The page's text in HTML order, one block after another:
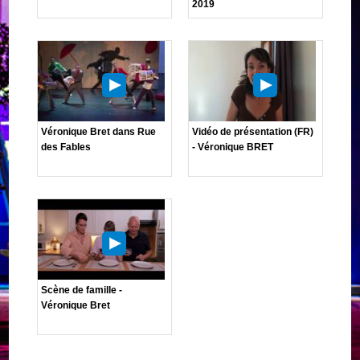
2019
Véronique Bret dans Rue
des Fables
Vidéo de présentation (FR)
- Véronique BRET
Scène de famille -
Véronique Bret